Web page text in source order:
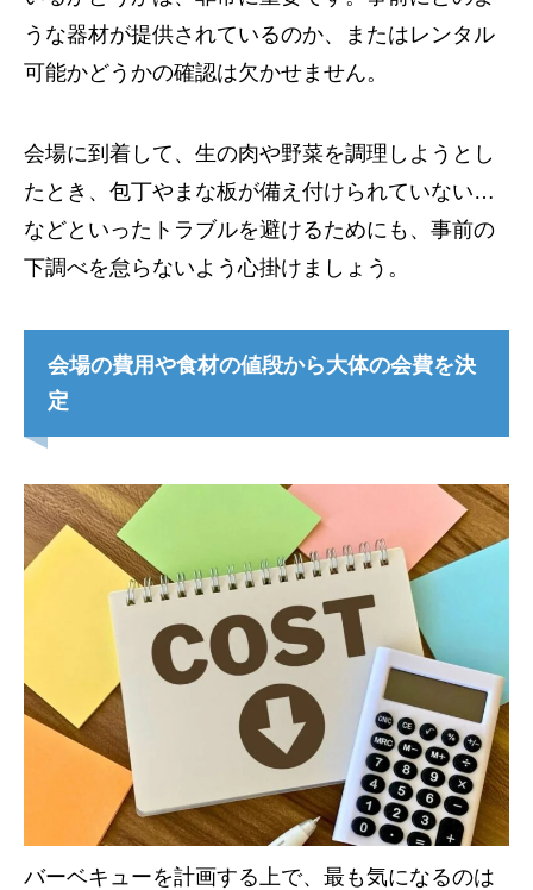
うな器材が提供されているのか、またはレンタル
可能かどうかの確認は欠かせません。
会場に到着して、生の肉や野菜を調理しようとし
たとき、包丁やまな板が備え付けられていない…
などといったトラブルを避けるためにも、事前の
下調べを怠らないよう心掛けましょう。
会場の費用や食材の値段から大体の会費を決
定
バーベキューを計画する上で、最も気になるのは